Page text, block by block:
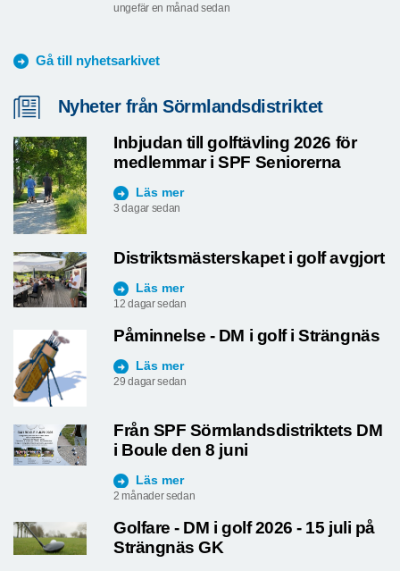
ungefär en månad sedan
Gå till nyhetsarkivet
Nyheter från Sörmlandsdistriktet
Inbjudan till golftävling 2026 för
medlemmar i SPF Seniorerna
Läs mer
3 dagar sedan
Distriktsmästerskapet i golf avgjort
Läs mer
12 dagar sedan
Påminnelse - DM i golf i Strängnäs
Läs mer
29 dagar sedan
Från SPF Sörmlandsdistriktets DM
i Boule den 8 juni
Läs mer
2 månader sedan
Golfare - DM i golf 2026 - 15 juli på
Strängnäs GK